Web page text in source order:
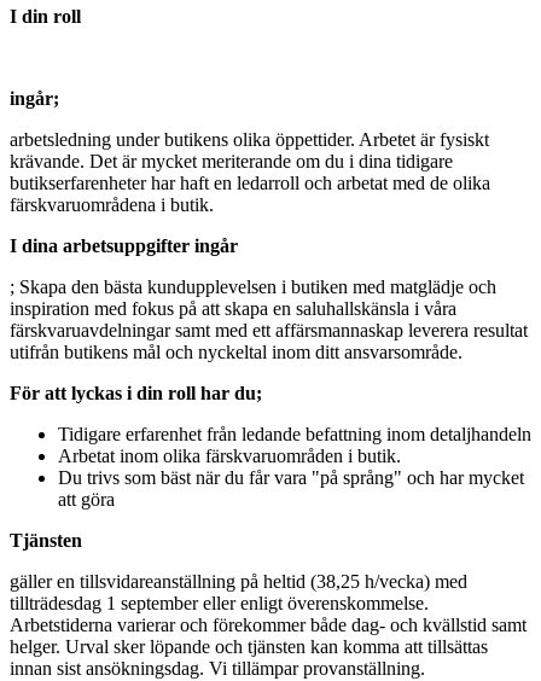
I din roll
ingår;
arbetsledning under butikens olika öppettider. Arbetet är fysiskt
krävande. Det är mycket meriterande om du i dina tidigare
butikserfarenheter har haft en ledarroll och arbetat med de olika
färskvaruområdena i butik.
I dina arbetsuppgifter ingår
; Skapa den bästa kundupplevelsen i butiken med matglädje och
inspiration med fokus på att skapa en saluhallskänsla i våra
färskvaruavdelningar samt med ett affärsmannaskap leverera resultat
utifrån butikens mål och nyckeltal inom ditt ansvarsområde.
För att lyckas i din roll har du;
Tidigare erfarenhet från ledande befattning inom detaljhandeln
Arbetat inom olika färskvaruområden i butik.
Du trivs som bäst när du får vara "på språng" och har mycket
att göra
Tjänsten
gäller en tillsvidareanställning på heltid (38,25 h/vecka) med
tillträdesdag 1 september eller enligt överenskommelse.
Arbetstiderna varierar och förekommer både dag- och kvällstid samt
helger. Urval sker löpande och tjänsten kan komma att tillsättas
innan sist ansökningsdag. Vi tillämpar provanställning.